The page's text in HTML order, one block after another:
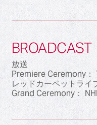
BROADCAST
放送
Premiere Ceremony：
レッドカーペットライ
Grand Ceremony：